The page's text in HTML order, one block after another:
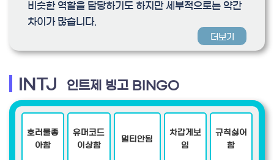
비슷한 역할을 담당하기도 하지만 세부적으로는 약간
차이가 많습니다.
더보기
INTJ 인트제 빙고 BINGO
호러물좋
아함
유머코드
이상함
멀티안됨
차갑게보
임
규칙싫어
함